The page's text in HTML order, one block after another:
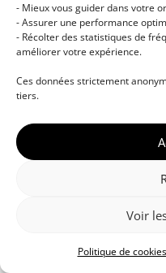
- Mieux vous guider dans votre
- Assurer une performance
- Récolter des statistiques de
améliorer votre expérience.
Ces données strictement
tiers.
Voir
Politique de cookies
musicale •